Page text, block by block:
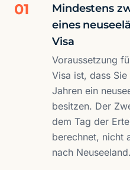
01
Mindestens
eines
Visa
Voraussetzung
Visa ist, dass
Jahren ein
besitzen. Der
dem Tag der
berechnet, nicht
nach Neuseeland.